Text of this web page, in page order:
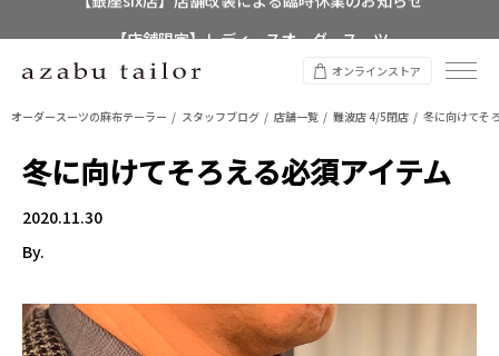
8/12~8/16 夏季休業のお知らせ
オンラインストア
オーダースーツの麻布テーラー スタッフブログ 店舗一覧 難波店 4/5閉店 冬に向けてそ
冬に向けてそろえる必須アイテム
2020.11.30
By.